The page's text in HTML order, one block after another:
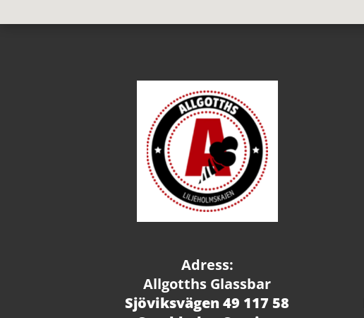
Adress:
Allgotths Glassbar
Sjöviksvägen 49 117 58